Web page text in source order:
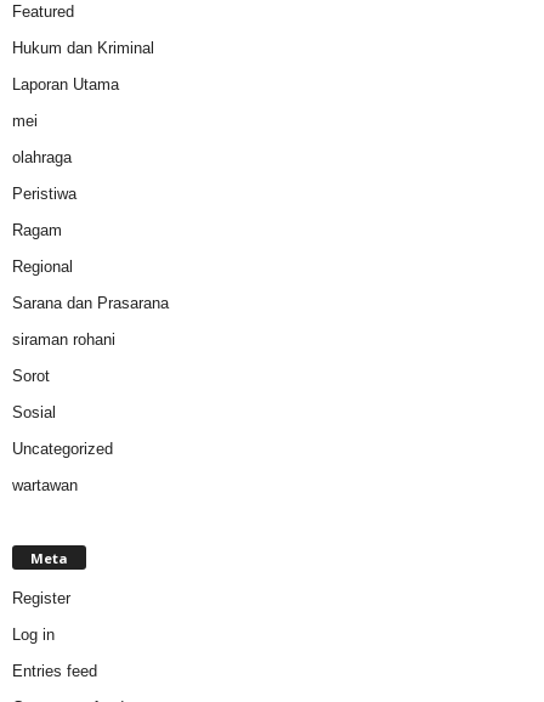
Featured
Hukum dan Kriminal
Laporan Utama
mei
olahraga
Peristiwa
Ragam
Regional
Sarana dan Prasarana
siraman rohani
Sorot
Sosial
Uncategorized
wartawan
Meta
Register
Log in
Entries feed